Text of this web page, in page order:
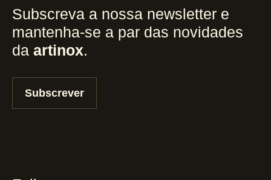
Subscreva a nossa newsletter e
mantenha-se a par das novidades
da artinox.
Subscrever